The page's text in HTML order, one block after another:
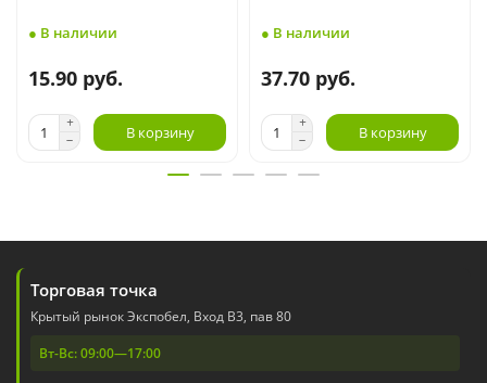
● В наличии
15.90 руб.
В корзину
● В наличии
37.70 руб.
В корзину
Торговая точка
Крытый рынок Экспобел, Вход В3, пав 80
Вт-Вс: 09:00—17:00